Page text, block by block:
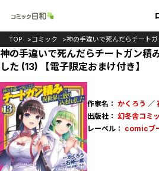
TOP コミック 神の手違いで死んだらチート
神の手違いで死んだらチートガン積
した (13) 【電子限定おまけ付き】
作家名： かくろう ／
出版社： 幻冬舎コミ
レーベル： comicブ